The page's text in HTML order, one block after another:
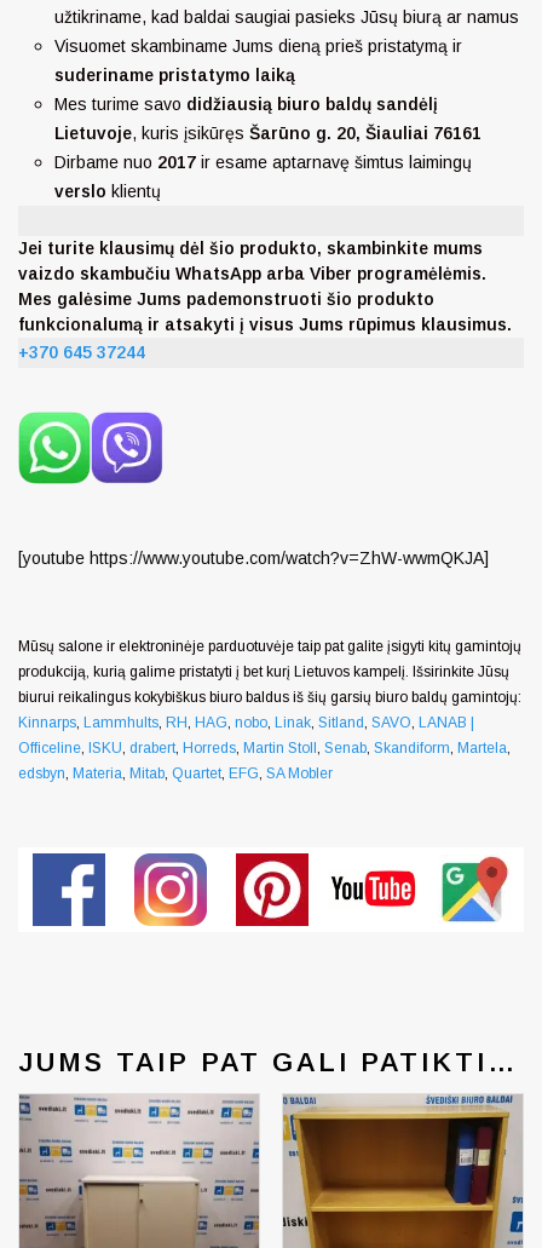
užtikriname, kad baldai saugiai pasieks Jūsų biurą ar namus
Visuomet skambiname Jums dieną prieš pristatymą ir
suderiname pristatymo laiką
Mes turime savo didžiausią biuro baldų sandėlį
Lietuvoje, kuris įsikūręs Šarūno g. 20, Šiauliai 76161
Dirbame nuo 2017 ir esame aptarnavę šimtus laimingų
verslo klientų
Jei turite klausimų dėl šio produkto, skambinkite mums
vaizdo skambučiu WhatsApp arba Viber programėlėmis.
Mes galėsime Jums pademonstruoti šio produkto
funkcionalumą ir atsakyti į visus Jums rūpimus klausimus.
+370 645 37244
[youtube https://www.youtube.com/watch?v=ZhW-wwmQKJA]
Mūsų salone ir elektroninėje parduotuvėje taip pat galite įsigyti kitų gamintojų
produkciją, kurią galime pristatyti į bet kurį Lietuvos kampelį. Išsirinkite Jūsų
biurui reikalingus kokybiškus biuro baldus iš šių garsių biuro baldų gamintojų:
Kinnarps, Lammhults, RH, HAG, nobo, Linak, Sitland, SAVO, LANAB |
Officeline, ISKU, drabert, Horreds, Martin Stoll , Senab, Skandiform, Martela,
edsbyn, Materia, Mitab, Quartet, EFG, SA Mobler
JUMS TAIP PAT GALI PATIKTI…